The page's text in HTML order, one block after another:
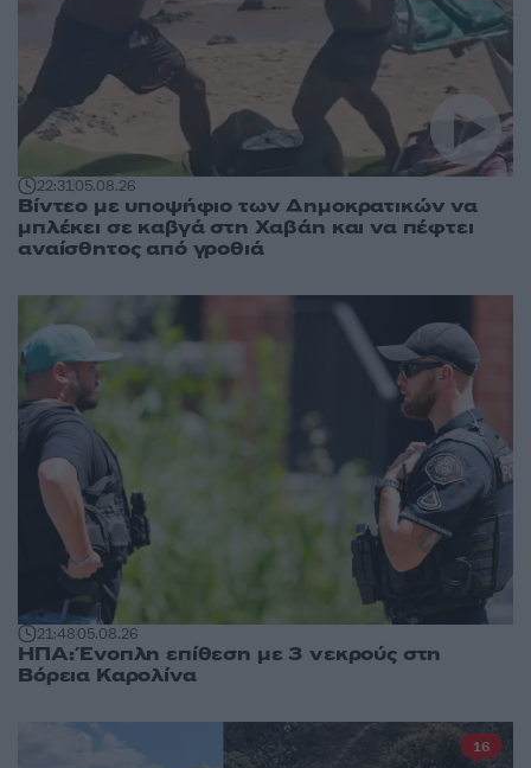
22:3105.08.26
Βίντεο με υποψήφιο των Δημοκρατικών να
μπλέκει σε καβγά στη Χαβάη και να πέφτει
αναίσθητος από γροθιά
21:4805.08.26
ΗΠΑ: Ένοπλη επίθεση με 3 νεκρούς στη
Βόρεια Καρολίνα
16